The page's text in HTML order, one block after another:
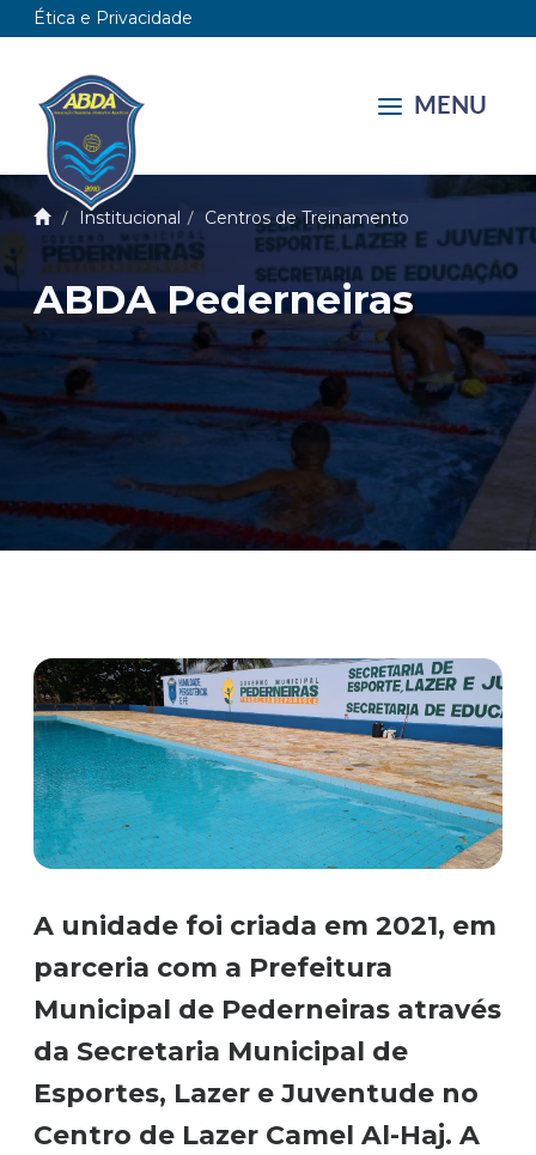
Ética e Privacidade
MENU
Institucional Centros de Treinamento
ABDA Pederneiras
A unidade foi criada em 2021, em
parceria com a Prefeitura
Municipal de Pederneiras através
da Secretaria Municipal de
Esportes, Lazer e Juventude no
Centro de Lazer Camel Al-Haj. A